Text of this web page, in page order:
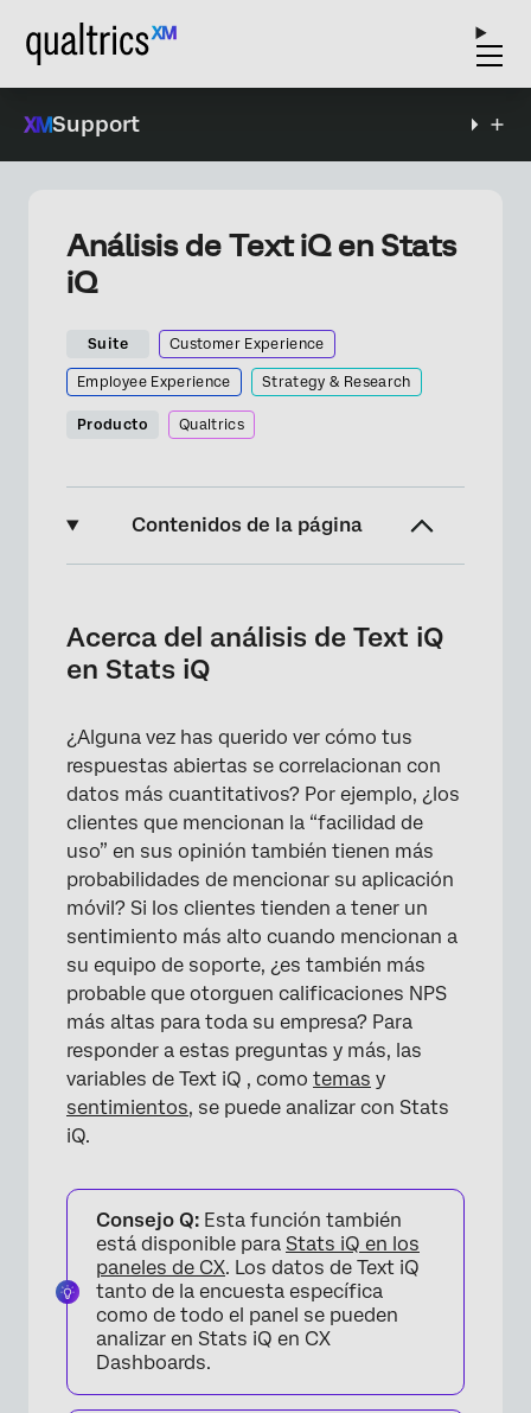
Support
Análisis de Text iQ en Stats
iQ
Suite Customer Experience
Employee Experience Strategy & Research
Producto Qualtrics
Contenidos de la página
Variables de Text iQ compatibles con Stats iQ
Análisis de variables de Text iQ
Acerca del análisis de Text iQ
en Stats iQ
¿Alguna vez has querido ver cómo tus
respuestas abiertas se correlacionan con
datos más cuantitativos? Por ejemplo, ¿los
clientes que mencionan la “facilidad de
uso” en sus opinión también tienen más
probabilidades de mencionar su aplicación
móvil? Si los clientes tienden a tener un
sentimiento más alto cuando mencionan a
su equipo de soporte, ¿es también más
probable que otorguen calificaciones NPS
más altas para toda su empresa? Para
responder a estas preguntas y más, las
variables de Text iQ , como temas y
sentimientos, se puede analizar con Stats
iQ.
Consejo Q: Esta función también
está disponible para Stats iQ en los
paneles de CX. Los datos de Text iQ
tanto de la encuesta específica
como de todo el panel se pueden
analizar en Stats iQ en CX
Dashboards.